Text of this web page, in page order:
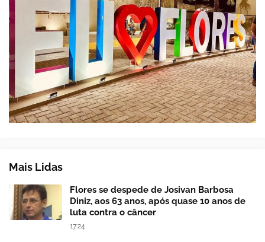
Mais Lidas
Flores se despede de Josivan Barbosa
Diniz, aos 63 anos, após quase 10 anos de
luta contra o câncer
17:24